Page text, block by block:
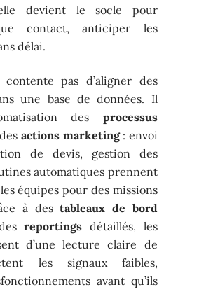
devient le socle pour
contact, anticiper les
délai.
pas d’aligner des
une base de données. Il
des processus
actions marketing: envoi
de devis, gestion des
automatiques prennent
équipes pour des missions
à destableaux de bord
reportings détaillés, les
d’une lecture claire de
les signaux faibles,
avant qu’ils